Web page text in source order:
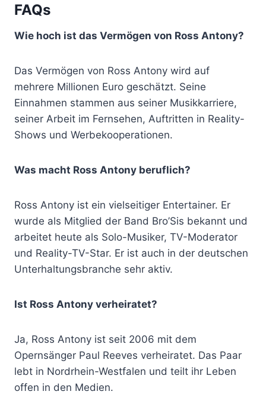
FAQs
Wie hoch ist das Vermögen von Ross Antony?
Das Vermögen von Ross Antony wird auf
mehrere Millionen Euro geschätzt. Seine
Einnahmen stammen aus seiner Musikkarriere,
seiner Arbeit im Fernsehen, Auftritten in Reality-
Shows und Werbekooperationen.
Was macht Ross Antony beruflich?
Ross Antony ist ein vielseitiger Entertainer. Er
wurde als Mitglied der Band Bro’Sis bekannt und
arbeitet heute als Solo-Musiker, TV-Moderator
und Reality-TV-Star. Er ist auch in der deutschen
Unterhaltungsbranche sehr aktiv.
Ist Ross Antony verheiratet?
Ja, Ross Antony ist seit 2006 mit dem
Opernsänger Paul Reeves verheiratet. Das Paar
lebt in Nordrhein-Westfalen und teilt ihr Leben
offen in den Medien.